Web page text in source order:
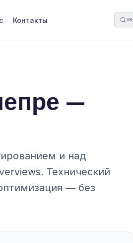
Контакты ⌘K
—
и над
Технический
— без